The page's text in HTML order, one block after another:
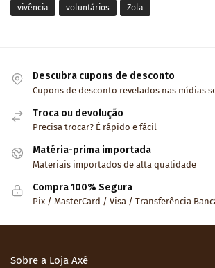
vivência voluntários Zola
Descubra cupons de desconto
Cupons de desconto revelados nas mídias
Troca ou devolução
Precisa trocar? É rápido e fácil
Matéria-prima importada
Materiais importados de alta qualidade
Compra 100% Segura
Pix / MasterCard / Visa / Transferência
Sobre a Loja Axé